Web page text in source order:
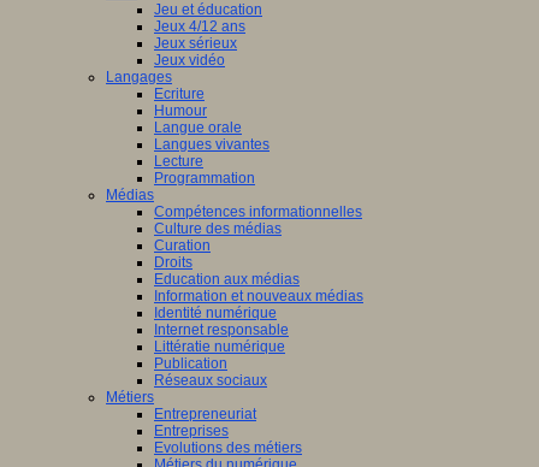
Jeu et éducation
Jeux 4/12 ans
Jeux sérieux
Jeux vidéo
Langages
Ecriture
Humour
Langue orale
Langues vivantes
Lecture
Programmation
Médias
Compétences informationnelles
Culture des médias
Curation
Droits
Education aux médias
Information et nouveaux médias
Identité numérique
Internet responsable
Littératie numérique
Publication
Réseaux sociaux
Métiers
Entrepreneuriat
Entreprises
Evolutions des métiers